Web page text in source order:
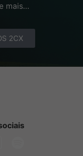
mais…
2CX